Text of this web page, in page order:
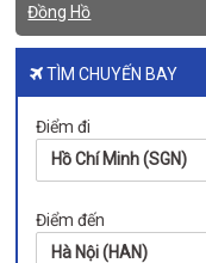
Đồng Hồ
TÌM CHUYẾN BAY
Điểm đi
Hồ Chí Minh (SGN)
Điểm đến
Hà Nội (HAN)